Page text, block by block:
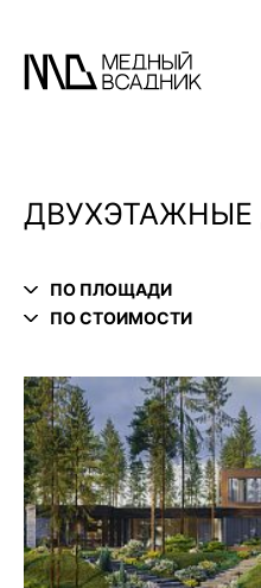
ПО ПЛОЩАДИ
ПО СТОИМОСТИ